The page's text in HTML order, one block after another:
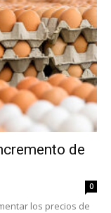
de
0
los precios de